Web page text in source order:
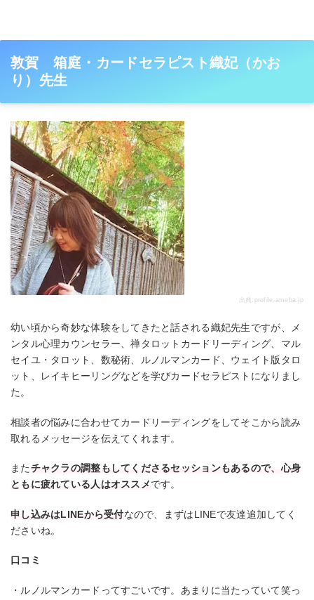
敦賀 箱庭・カードセラピスト織妃（かお
り）先生
出典: profile.ameba.jp
幼い頃から奇妙な体験をしてきたと話される織妃先生ですが、メ
ンタル心理カウンセラー、禅タロットカードリーディング、マル
セイユ・タロット、数秘術、ルノルマンカード、ウェイト版タロ
ット、レイキヒーリングなどを学びカードセラピストになりまし
た。
相談者の悩みに合わせてカードリーディングをしてそこから読み
取れるメッセージを伝えてくれます。
またチャクラの調整もしてくださるセッションもあるので、心身
ともに疲れている人はオススメです。
申し込みはLINEから受付なので、まずはLINEで友達追加してく
ださいね。
口コミ
・ルノルマンカードってすごいです。あまりに当たっていて笑っ